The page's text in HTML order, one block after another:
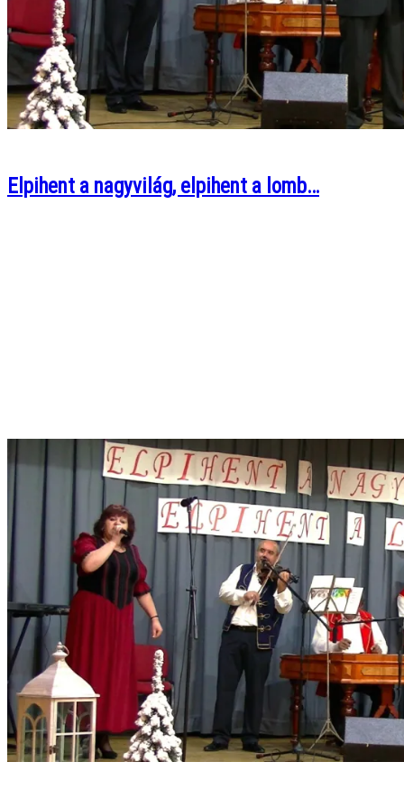
Elpihent a nagyvilág, elpihent a lomb…